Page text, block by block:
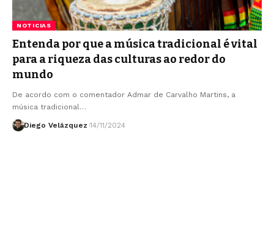
NOTICIAS
Entenda por que a música tradicional é vital
para a riqueza das culturas ao redor do
mundo
De acordo com o comentador Admar de Carvalho Martins, a
música tradicional…
Diego Velázquez 14/11/2024